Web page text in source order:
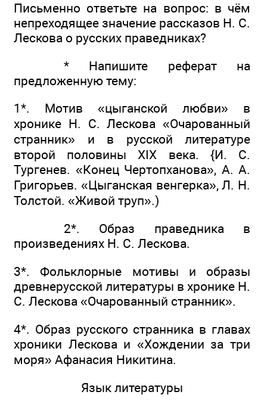
Письменно ответьте на вопрос: в чём
непреходящее значение рассказов Н. С.
Лескова о русских праведниках?
* Напишите реферат на
предложенную тему:
1*. Мотив «цыганской любви» в
хронике Н. С. Лескова «Очарованный
странник» и в русской литературе
второй половины XIX века. {И. С.
Тургенев. «Конец Чертопханова», А. А.
Григорьев. «Цыганская венгерка», Л. Н.
Толстой. «Живой труп».)
2*. Образ праведника в
произведениях Н. С. Лескова.
3*. Фольклорные мотивы и образы
древнерусской литературы в хронике Н.
С. Лескова «Очарованный странник».
4*. Образ русского странника в главах
хроники Лескова и «Хождении за три
моря» Афанасия Никитина.
Язык литературы